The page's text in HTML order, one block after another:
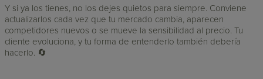
Y si ya los tienes, no los dejes quietos para siempre. Conviene
actualizarlos cada vez que tu mercado cambia, aparecen
competidores nuevos o se mueve la sensibilidad al precio. Tu
cliente evoluciona, y tu forma de entenderlo también debería
hacerlo. 🔄